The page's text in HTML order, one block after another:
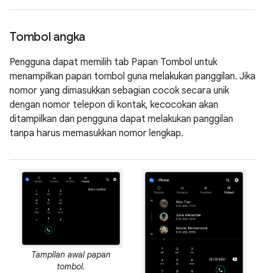
Tombol angka
Pengguna dapat memilih tab Papan Tombol untuk
menampilkan papan tombol guna melakukan panggilan. Jika
nomor yang dimasukkan sebagian cocok secara unik
dengan nomor telepon di kontak, kecocokan akan
ditampilkan dan pengguna dapat melakukan panggilan
tanpa harus memasukkan nomor lengkap.
Tampilan awal papan
tombol.